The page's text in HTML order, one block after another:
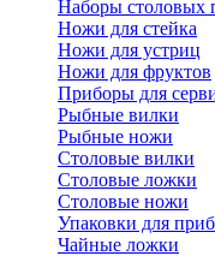
Наборы столовых
Ножи для стейка
Ножи для устриц
Ножи для фруктов
Приборы для
Рыбные вилки
Рыбные ножи
Столовые вилки
Столовые ложки
Столовые ножи
Упаковки для
Чайные ложки